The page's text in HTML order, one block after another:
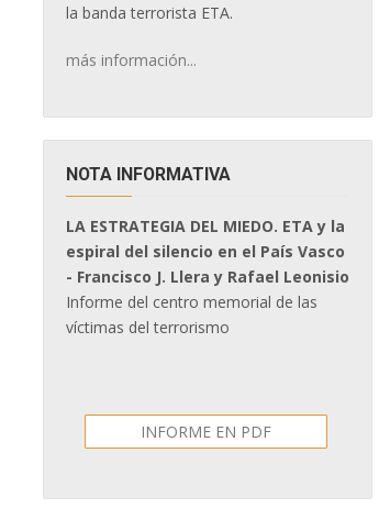
la banda terrorista ETA.
más información...
NOTA INFORMATIVA
LA ESTRATEGIA DEL MIEDO. ETA y la
espiral del silencio en el País Vasco
- Francisco J. Llera y Rafael Leonisio
Informe del centro memorial de las
víctimas del terrorismo
INFORME EN PDF